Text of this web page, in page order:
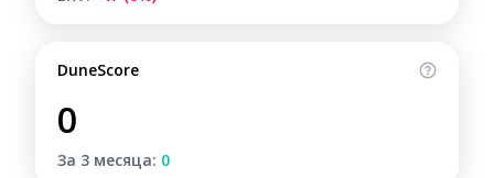
DuneScore
0
За 3 месяца: 0